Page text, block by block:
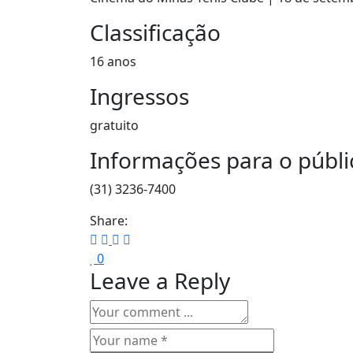
Classificação
16 anos
Ingressos
gratuito
Informações para o
(31) 3236-7400
Share:
0
Leave a Reply